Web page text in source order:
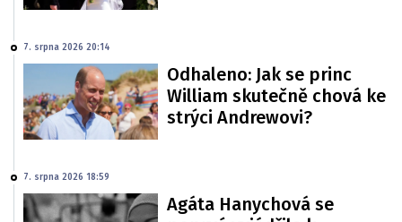
7. srpna 2026 20:14
Odhaleno: Jak se princ
William skutečně chová ke
strýci Andrewovi?
7. srpna 2026 18:59
Agáta Hanychová se